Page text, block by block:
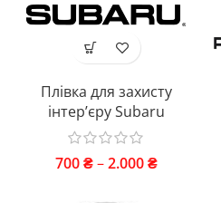
Плівка для захисту
інтер’єру Subaru
700₴ – 2.000₴